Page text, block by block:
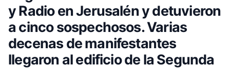
y Radio en Jerusalén y detuvieron
a cinco sospechosos. Varias
decenas de manifestantes
llegaron al edificio de la Segunda